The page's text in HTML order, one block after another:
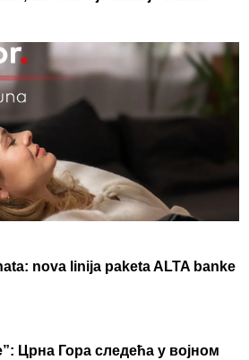
nova linija paketa ALTA banke
Црна Гора следећа у војном